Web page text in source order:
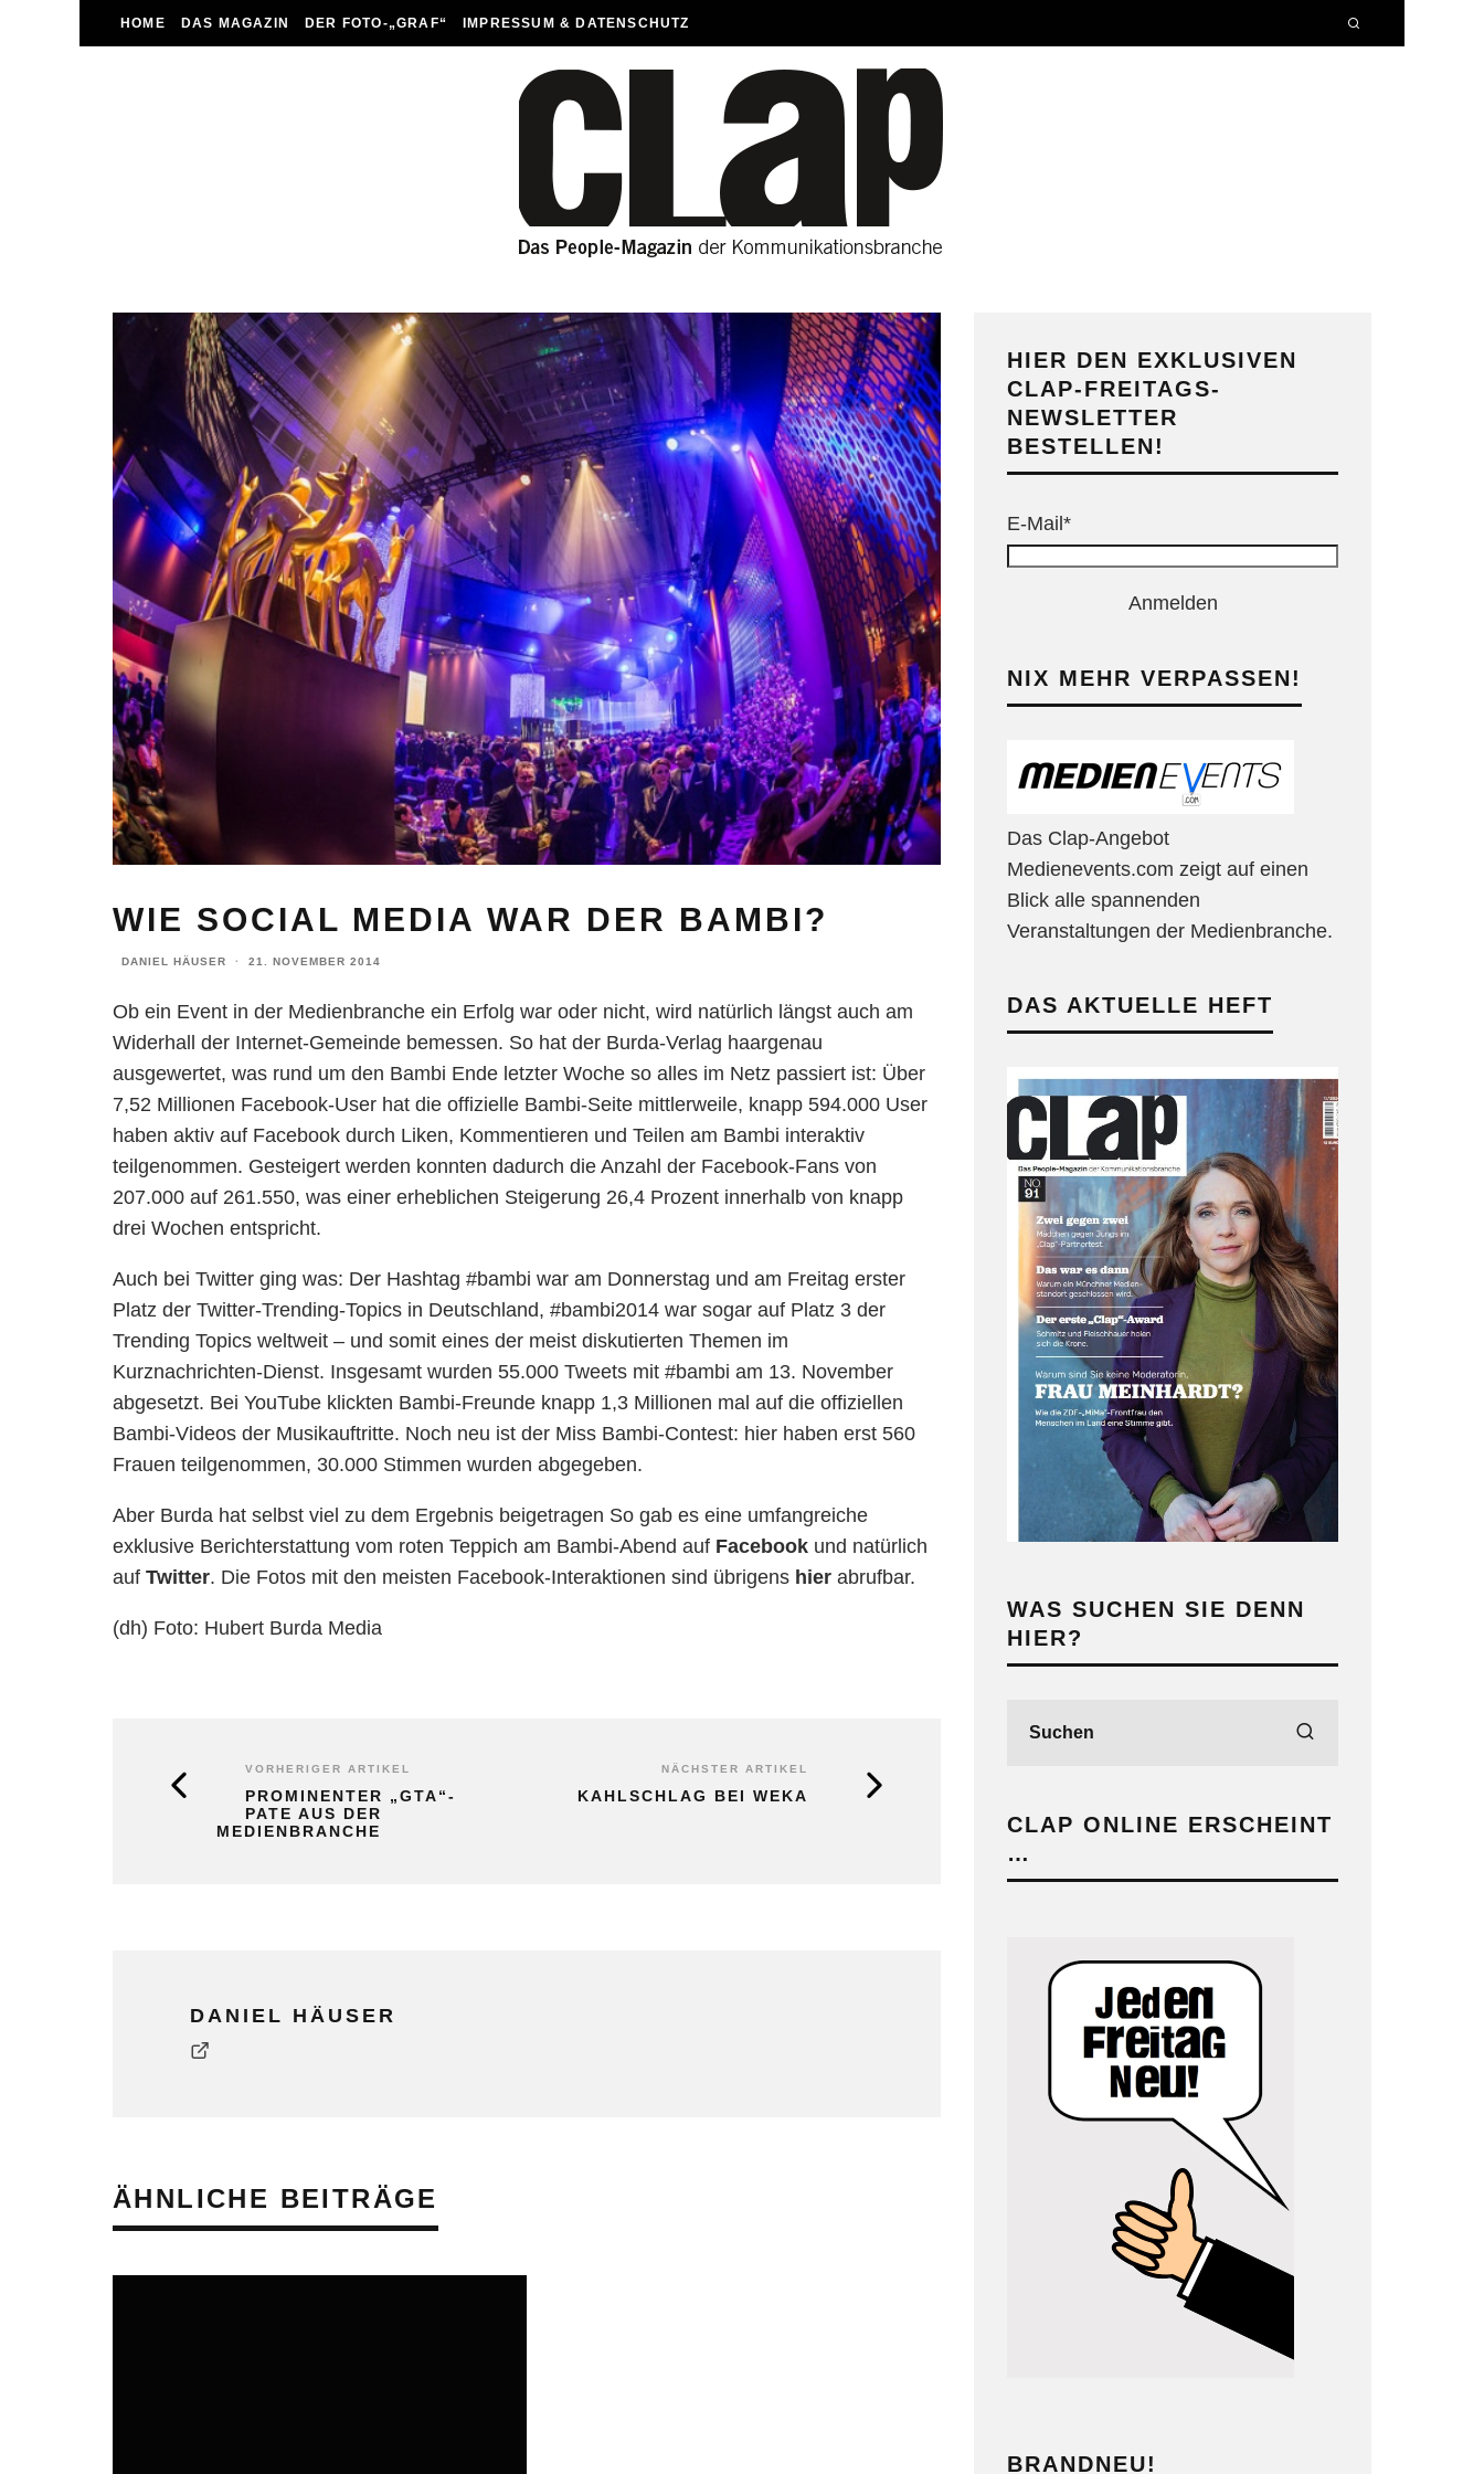
HOME DAS MAGAZIN DER FOTO-„GRAF“ IMPRESSUM & DATENSCHUTZ
WIE SOCIAL MEDIA WAR DER BAMBI?
DANIEL HÄUSER · 21. NOVEMBER 2014
Ob ein Event in der Medienbranche ein Erfolg war oder nicht, wird natürlich längst auch am
Widerhall der Internet-Gemeinde bemessen. So hat der Burda-Verlag haargenau
ausgewertet, was rund um den Bambi Ende letzter Woche so alles im Netz passiert ist: Über
7,52 Millionen Facebook-User hat die offizielle Bambi-Seite mittlerweile, knapp 594.000 User
haben aktiv auf Facebook durch Liken, Kommentieren und Teilen am Bambi interaktiv
teilgenommen. Gesteigert werden konnten dadurch die Anzahl der Facebook-Fans von
207.000 auf 261.550, was einer erheblichen Steigerung 26,4 Prozent innerhalb von knapp
drei Wochen entspricht.
Auch bei Twitter ging was: Der Hashtag #bambi war am Donnerstag und am Freitag erster
Platz der Twitter-Trending-Topics in Deutschland, #bambi2014 war sogar auf Platz 3 der
Trending Topics weltweit – und somit eines der meist diskutierten Themen im
Kurznachrichten-Dienst. Insgesamt wurden 55.000 Tweets mit #bambi am 13. November
abgesetzt. Bei YouTube klickten Bambi-Freunde knapp 1,3 Millionen mal auf die offiziellen
Bambi-Videos der Musikauftritte. Noch neu ist der Miss Bambi-Contest: hier haben erst 560
Frauen teilgenommen, 30.000 Stimmen wurden abgegeben.
Aber Burda hat selbst viel zu dem Ergebnis beigetragen So gab es eine umfangreiche
exklusive Berichterstattung vom roten Teppich am Bambi-Abend auf Facebook und natürlich
auf Twitter. Die Fotos mit den meisten Facebook-Interaktionen sind übrigens hier abrufbar.
(dh) Foto: Hubert Burda Media
VORHERIGER ARTIKEL
PROMINENTER „GTA“-
PATE AUS DER
MEDIENBRANCHE
NÄCHSTER ARTIKEL
KAHLSCHLAG BEI WEKA
DANIEL HÄUSER
ÄHNLICHE BEITRÄGE
HIER DEN EXKLUSIVEN
CLAP-FREITAGS-
NEWSLETTER
BESTELLEN!
E-Mail*
Anmelden
NIX MEHR VERPASSEN!
Das Clap-Angebot
Medienevents.com zeigt auf einen
Blick alle spannenden
Veranstaltungen der Medienbranche.
DAS AKTUELLE HEFT
WAS SUCHEN SIE DENN
HIER?
CLAP ONLINE ERSCHEINT
…
BRANDNEU!